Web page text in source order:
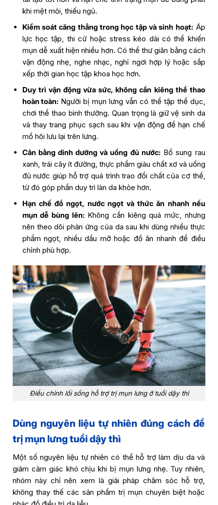
khi mệt mỏi, thiếu ngủ.
Kiểm soát căng thẳng trong học tập và sinh hoạt:Áp
lực học tập, thi cử hoặc stress kéo dài có thể khiến
mụn dễ xuất hiện nhiều hơn. Có thể thư giãn bằng cách
vận động nhẹ, nghe nhạc, nghỉ ngơi hợp lý hoặc sắp
xếp thời gian học tập khoa học hơn.
Duy trì vận động vừa sức, không cần kiêng thể thao
hoàn toàn:Người bị mụn lưng vẫn có thể tập thể dục,
chơi thể thao bình thường. Quan trọng là giữ vệ sinh da
và thay trang phục sạch sau khi vận động để hạn chế
mồ hôi lưu lại trên lưng.
Cân bằng dinh dưỡng và uống đủ nước:Bổ sung rau
xanh, trái cây ít đường, thực phẩm giàu chất xơ và uống
đủ nước giúp hỗ trợ quá trình trao đổi chất của cơ thể,
từ đó góp phần duy trì làn da khỏe hơn.
Hạn chế đồ ngọt, nước ngọt và thức ăn nhanh nếu
mụn dễ bùng lên:Không cần kiêng quá mức, nhưng
nên theo dõi phản ứng của da sau khi dùng nhiều thực
phẩm ngọt, nhiều dầu mỡ hoặc đồ ăn nhanh để điều
chỉnh phù hợp.
Điều chỉnh lối sống hỗ trợ trị mụn lưng ở tuổi dậy thì
Dùng nguyên liệu tự nhiên đúng cách để
trị mụn lưng tuổi dậy thì
Một số nguyên liệu tự nhiên có thể hỗ trợ làm dịu da và
giảm cảm giác khó chịu khi bị mụn lưng nhẹ. Tuy nhiên,
nhóm này chỉ nên xem là giải pháp chăm sóc hỗ trợ,
không thay thế các sản phẩm trị mụn chuyên biệt hoặc